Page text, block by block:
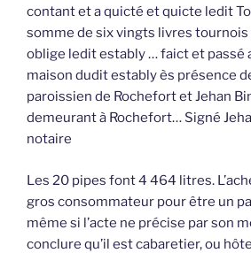
contant et a quicté et quicte ledit
somme de six vingts livres
oblige ledit estably … faict et passé
maison dudit estably ès présence
paroissien de Rochefort et Jehan
demeurant à Rochefort… Signé
notaire
Les 20 pipes font 4 464 litres.
gros consommateur pour être un
même si l’acte ne précise par son
conclure qu’il est cabaretier, ou